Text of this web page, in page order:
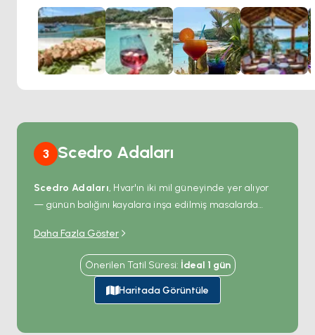
Adriyatik'in Tadı: En taze deniz ürünlerini ve otantik Hırvat
lezzetlerini, modern ilhamla harmanlanmış bir menü.
Unutulmaz Ambiyans: Parıldayan körfeze bakan nefes
kesen terasta yemek yiyin; romantik bir akşam veya
gerçekten özel bir gün için mükemmel bir ortam.
Özel Şarap Seçimi: Kapsamlı listeyle Hırvat şarabının en
mükemmel eşleştirme konusunda size rehberlik edecektir.
3 Scedro Adaları
Scedro Adaları, Hvar'ın iki mil güneyinde yer alıyor
— günün balığını kayalara inşa edilmiş masalarda
konobası dışında ıssız küçük bir ormanlık adacık zinciri.
'daki ana demirleme noktası deniz tabanında
kum lekeleri ve 10 metre berraklığı olan U şekilli bir
körfez. Körfezin üstündeki tepede 15. yüzyıldan kalma
Dominik manastırıduruyor — etrafındaki köy
Daha Fazla Göster
Önerilen Tatil Süresi: İdeal 1 gün
Haritada Görüntüle